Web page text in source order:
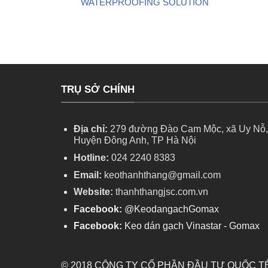
WATERPROOFING SOLUTION
TRỤ SỞ CHÍNH
Địa chỉ: 279 đường Đào Cam Mộc, xã Uy Nỗ,
Huyện Đông Anh, TP Hà Nội
Hotline: 024 2240 8383
Email: keothanhthang@gmail.com
Website: thanhthangjsc.com.vn
Facebook: @KeodangachGomax
Facebook: Keo dán gạch Vinastar - Gomax
© 2018 CÔNG TY CỔ PHẦN ĐẦU TƯ QUỐC